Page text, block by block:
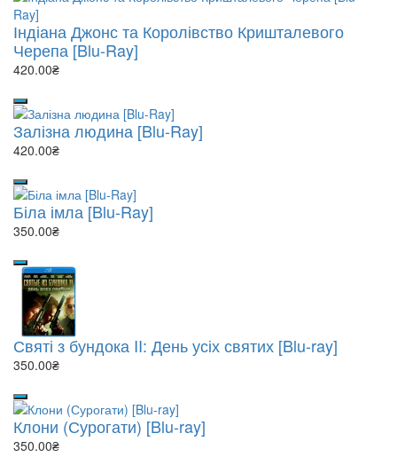
Індіана Джонс та Королівство Кришталевого
Черепа [Blu-Ray]
420.00₴
Залізна людина [Blu-Ray]
420.00₴
Біла імла [Blu-Ray]
350.00₴
Святі з бундока II: День усіх святих [Blu-ray]
350.00₴
Клони (Сурогати) [Blu-ray]
350.00₴